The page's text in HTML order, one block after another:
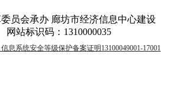
员会承办 廊坊市经济信息中心建设
网站标识码：1310000035
信息系统安全等级保护备案证明13100049001-17001